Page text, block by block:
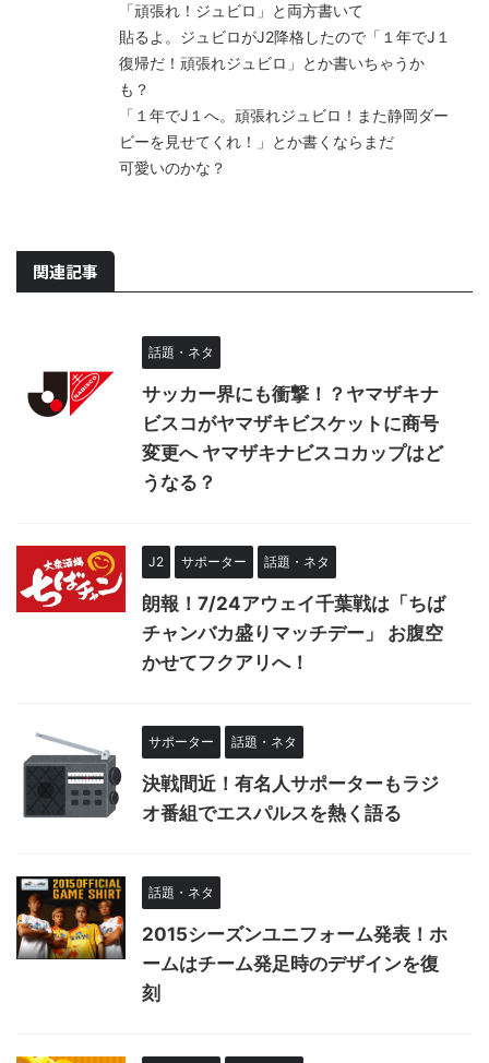
「頑張れ！ジュビロ」と両方書いて
貼るよ。ジュビロがJ2降格したので「１年でJ１
復帰だ！頑張れジュビロ」とか書いちゃうか
も？
「１年でJ１へ。頑張れジュビロ！また静岡ダー
ビーを見せてくれ！」とか書くならまだ
可愛いのかな？
関連記事
話題・ネタ
サッカー界にも衝撃！？ヤマザキナ
ビスコがヤマザキビスケットに商号
変更へ ヤマザキナビスコカップはど
うなる？
J2 サポーター 話題・ネタ
朗報！7/24アウェイ千葉戦は「ちば
チャンバカ盛りマッチデー」 お腹空
かせてフクアリへ！
サポーター 話題・ネタ
決戦間近！有名人サポーターもラジ
オ番組でエスパルスを熱く語る
話題・ネタ
2015シーズンユニフォーム発表！ホ
ームはチーム発足時のデザインを復
刻